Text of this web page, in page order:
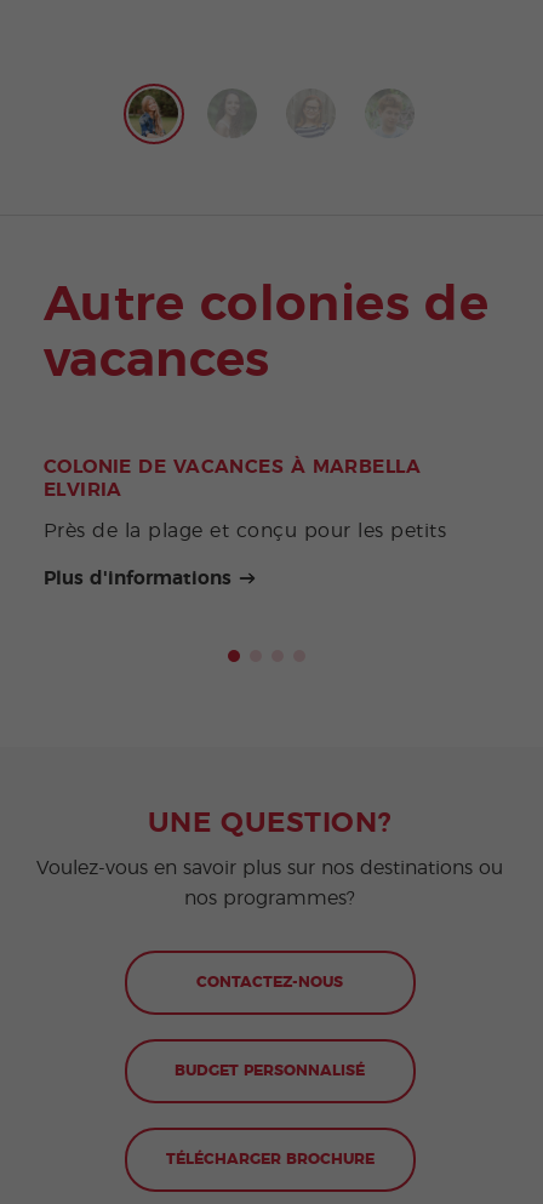
Autre colonies de
vacances
COLONIE DE VACANCES À MARBELLA
ELVIRIA
Près de la plage et conçu pour les petits
Plus d'informations
UNE QUESTION?
Voulez-vous en savoir plus sur nos destinations ou
nos programmes?
CONTACTEZ-NOUS
BUDGET PERSONNALISÉ
TÉLÉCHARGER BROCHURE